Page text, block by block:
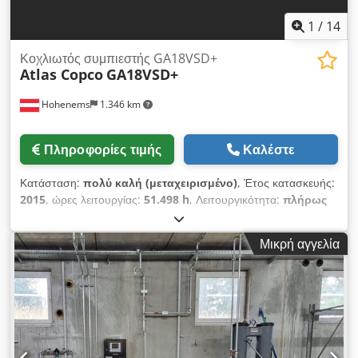
1 / 14
Hohenems 1.346 km
Κοχλιωτός συμπιεστής GA18VSD+
Atlas Copco GA18VSD+
Πληροφορίες τιμής Καλέστε
Κατάσταση: πολύ καλή (μεταχειρισμένο), Έτος κατασκευής:
2015, ώρες λειτουργίας: 51.498 h, Λειτουργικότητα: πλήρως
, Κοχλιωτός συμπιεστής Atlas Copco GA18VSD+
με ενσωματωμένο μετατροπέα, 18,5 kW, 13 bar, 3,57 m3/min.
Cjdpfxoyk Rxke Amksrf
Μικρή αγγελία